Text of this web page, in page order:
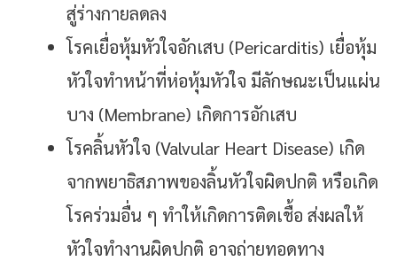
สู่ร่างกายลดลง
โรคเยื่อหุ้มหัวใจอักเสบ (Pericarditis) เยื่อหุ้ม
หัวใจทำหน้าที่ห่อหุ้มหัวใจ มีลักษณะเป็นแผ่น
บาง (membrane) เกิดการอักเสบ
โรคลิ้นหัวใจ (Valvular Heart Disease) เกิด
จากพยาธิสภาพของลิ้นหัวใจผิดปกติ หรือเกิด
โรคร่วมอื่น ๆ ทำให้เกิดการติดเชื้อ ส่งผลให้
หัวใจทำงานผิดปกติ อาจถ่ายทอดทาง